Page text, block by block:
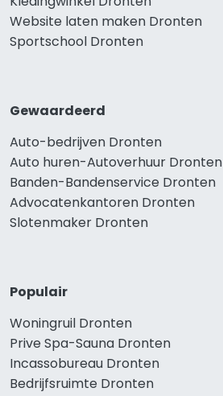
Website laten maken Dronten
Sportschool Dronten
Gewaardeerd
Auto-bedrijven Dronten
Auto huren-Autoverhuur Dronten
Banden-Bandenservice Dronten
Advocatenkantoren Dronten
Slotenmaker Dronten
Populair
Woningruil Dronten
Prive Spa-Sauna Dronten
Incassobureau Dronten
Bedrijfsruimte Dronten